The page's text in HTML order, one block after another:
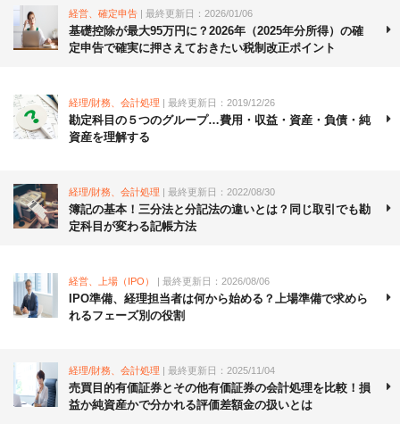
経営、確定申告 | 最終更新日：2026/01/06
基礎控除が最大95万円に？2026年（2025年分所得）の確
定申告で確実に押さえておきたい税制改正ポイント
経理/財務、会計処理 | 最終更新日：2019/12/26
勘定科目の５つのグループ…費用・収益・資産・負債・純
資産を理解する
経理/財務、会計処理 | 最終更新日：2022/08/30
簿記の基本！三分法と分記法の違いとは？同じ取引でも勘
定科目が変わる記帳方法
経営、上場（IPO） | 最終更新日：2026/08/06
IPO準備、経理担当者は何から始める？上場準備で求めら
れるフェーズ別の役割
経理/財務、会計処理 | 最終更新日：2025/11/04
売買目的有価証券とその他有価証券の会計処理を比較！損
益か純資産かで分かれる評価差額金の扱いとは